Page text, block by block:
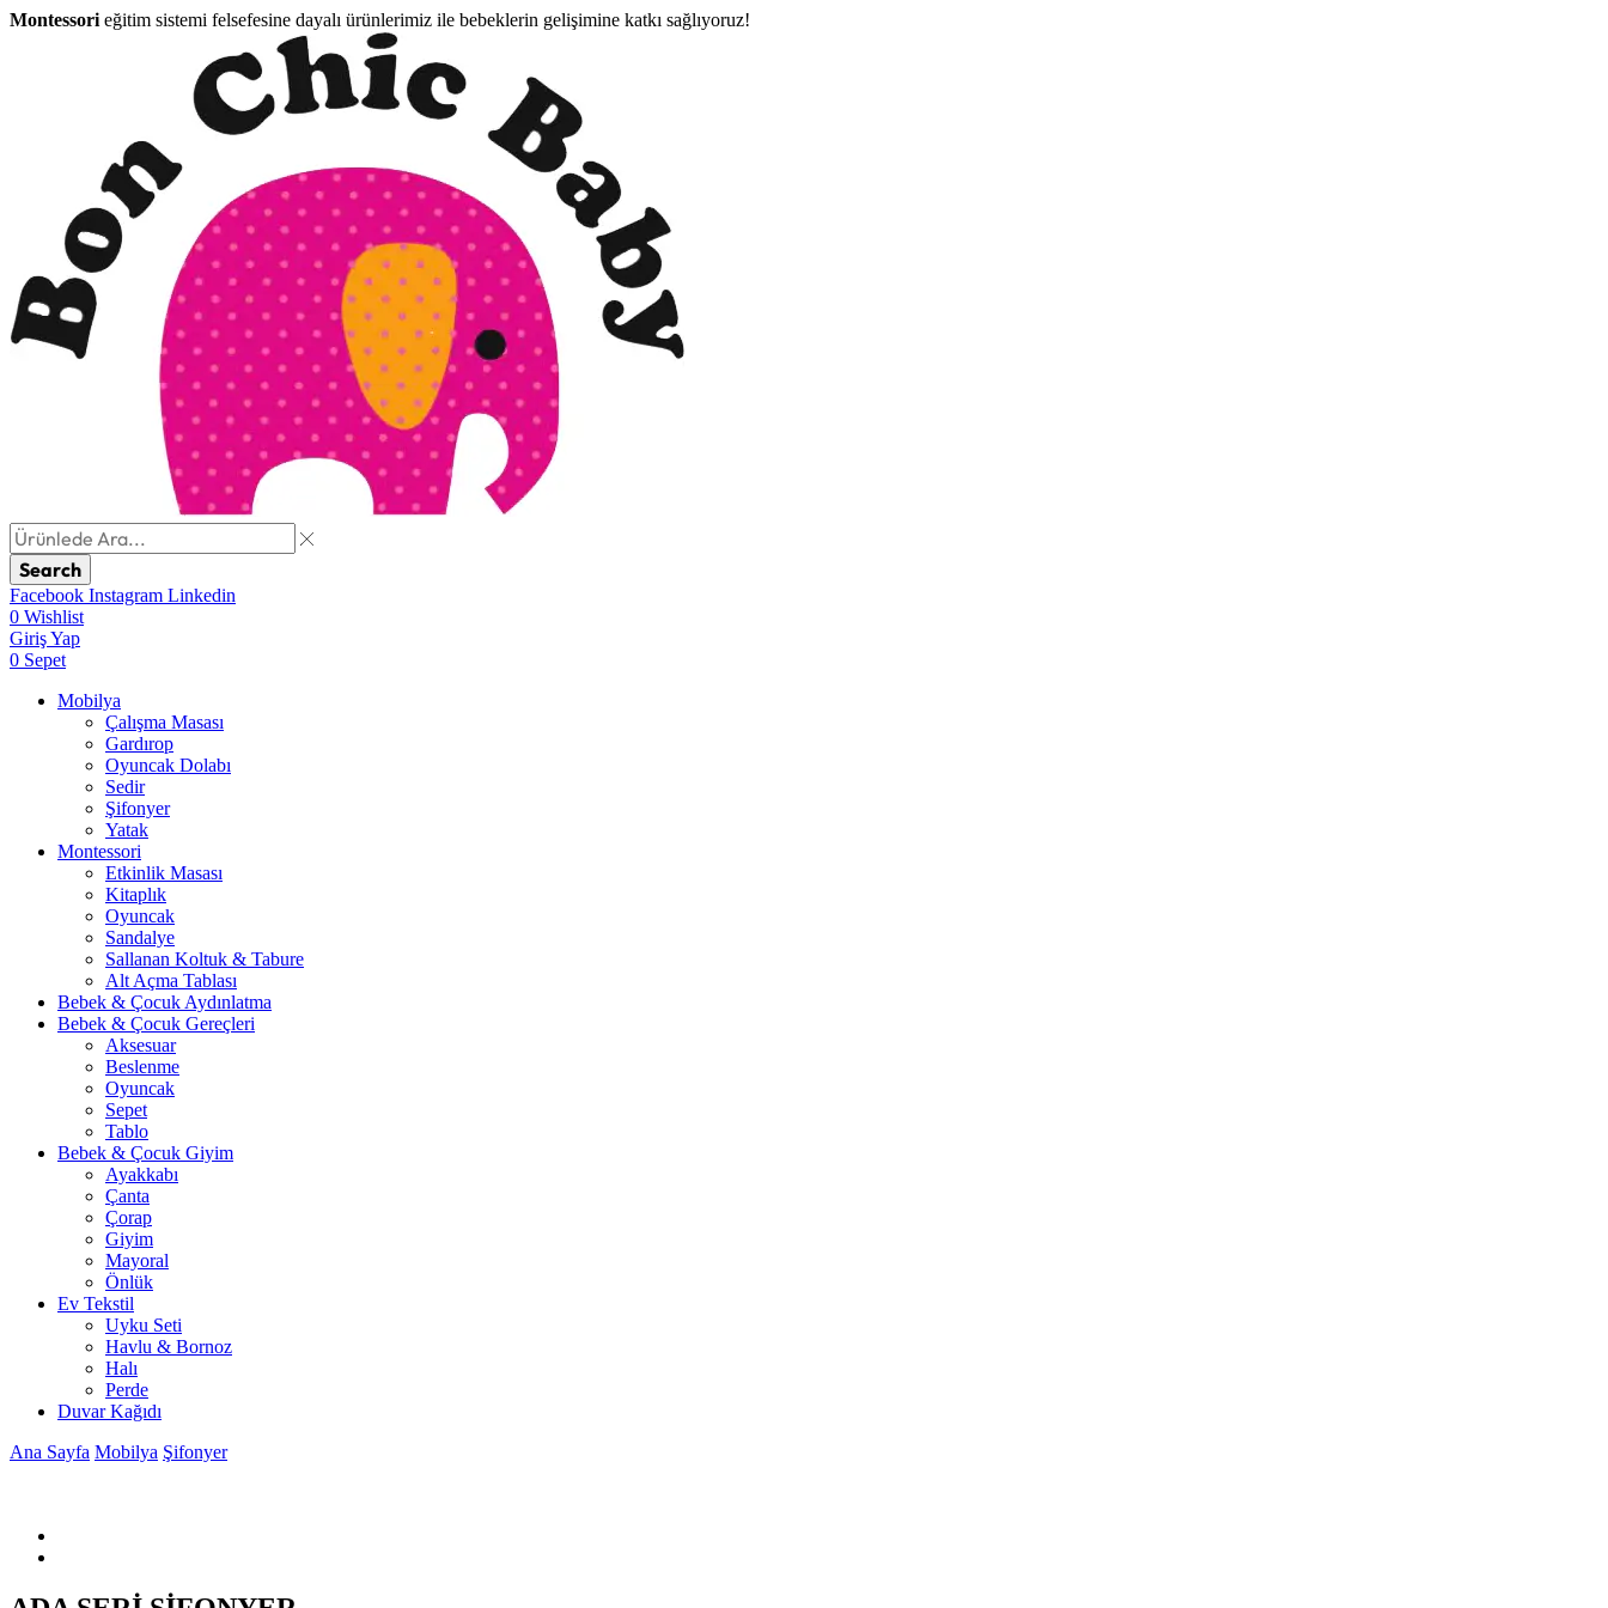
Montessori eğitim sistemi felsefesine dayalı ürünlerimiz ile bebeklerin gelişimine katkı sağlıyoruz!
Search
Facebook Instagram Linkedin
0 Wishlist
Giriş Yap
0 Sepet
Mobilya
Çalışma Masası
Gardırop
⁠Oyuncak Dolabı
Sedir
Şifonyer
Yatak
Montessori
Etkinlik Masası
Kitaplık
Oyuncak
Sandalye
Sallanan Koltuk & Tabure
Alt Açma Tablası
Bebek & Çocuk Aydınlatma
Bebek & Çocuk Gereçleri
Aksesuar
Beslenme
Oyuncak
Sepet
Tablo
Bebek & Çocuk Giyim
Ayakkabı
Çanta
Çorap
Giyim
Mayoral
Önlük
Ev Tekstil
Uyku Seti
Havlu & Bornoz
Halı
Perde
Duvar Kağıdı
Ana Sayfa Mobilya Şifonyer